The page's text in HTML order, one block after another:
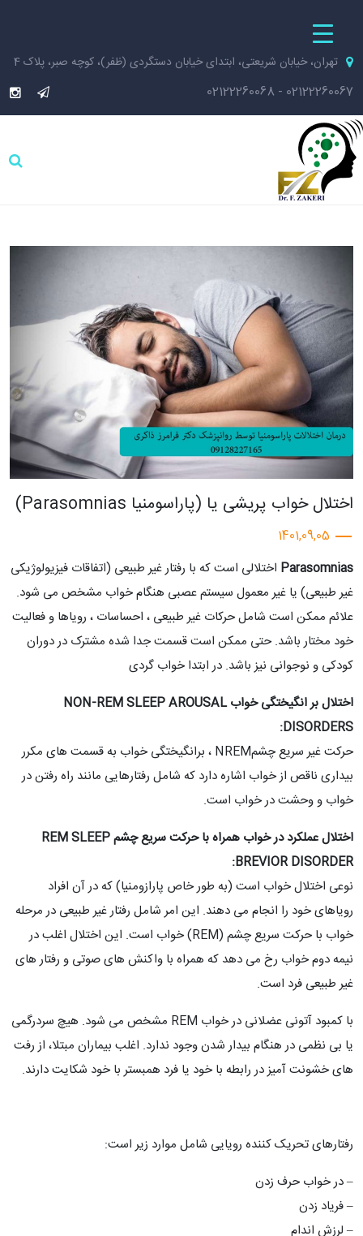
تهران، خیابان شریعتی، ابتدای خیابان دستگردی (ظفر)، کوچه صبر، پلاک 4
02122260067
-
02122260068
اختلال خواب پریشی یا (پاراسومنیا Parasomnias)
1401,09,05
Parasomnias اختلالی است که با رفتار غیر طبیعی (اتفاقات فیزیولوژیکی
غیر طبیعی) یا غیر معمول سیستم عصبی هنگام خواب مشخص می شود.
علائم ممکن است شامل حرکات غیر طبیعی ، احساسات ، رویاها و فعالیت
خود مختار باشد. حتی ممکن است قسمت جدا شده مشترک در دوران
کودکی و نوجوانی نیز باشد. در ابتدا خواب گردی
اختلال بر انگیختگی خواب NON-REM SLEEP AROUSAL
DISORDERS:
حرکت غیر سریع چشمNREM ، برانگیختگی خواب به قسمت های مکرر
بیداری ناقص از خواب اشاره دارد که شامل رفتارهایی مانند راه رفتن در
خواب و وحشت در خواب است.
اختلال عملکرد در خواب همراه با حرکت سریع چشم REM SLEEP
BREVIOR DISORDER:
نوعی اختلال خواب است (به طور خاص پارازومنیا) که در آن افراد
رویاهای خود را انجام می دهند. این امر شامل رفتار غیر طبیعی در مرحله
خواب با حرکت سریع چشم (REM) خواب است. این اختلال اغلب در
نیمه دوم خواب رخ می دهد که همراه با واکنش های صوتی و رفتار های
غیر طبیعی فرد است.
با کمبود آتونی عضلانی در خواب REM مشخص می شود. هیچ سردرگمی
یا بی نظمی در هنگام بیدار شدن وجود ندارد. اغلب بیماران مبتلا، از رفت
های خشونت آمیز در رابطه با خود یا فرد همبستر با خود شکایت دارند.
رفتارهای تحریک کننده رویایی شامل موارد زیر است:
– در خواب حرف زدن
– فریاد زدن
– لرزش اندام